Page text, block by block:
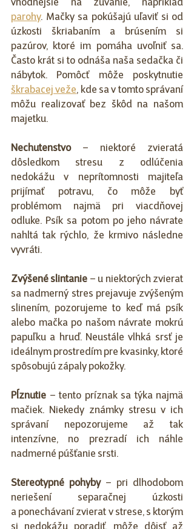
parohy. Mačky sa pokúšajú uľaviť si od
úzkosti škriabaním a brúsením si
pazúrov, ktoré im pomáha uvoľniť sa.
Často krát si to odnáša naša sedačka či
škrabacej veže, kde sa v tomto správaní
môžu realizovať bez škôd na našom
majetku.
Nechutenstvo – niektoré zvieratá
dôsledkom stresu z odlúčenia
nedokážu v neprítomnosti majiteľa
prijímať potravu, čo môže byť
problémom najmä pri viacdňovej
odluke. Psík sa potom po jeho návrate
nahltá tak rýchlo, že krmivo následne
vyvráti.
Zvýšené slintanie – u niektorých zvierat
sa nadmerný stres prejavuje zvýšeným
slinením, pozorujeme to keď má psík
alebo mačka po našom návrate mokrú
papuľku a hruď. Neustále vlhká srsť je
ideálnym prostredím pre kvasinky, ktoré
spôsobujú zápaly pokožky.
Pĺznutie – tento príznak sa týka najmä
mačiek. Niekedy známky stresu v ich
správaní nepozorujeme až tak
intenzívne, no prezradí ich náhle
nadmerné púšťanie srsti.
Stereotypné pohyby – pri dlhodobom
neriešení separačnej úzkosti
a ponechávaní zvierat v strese, s ktorým